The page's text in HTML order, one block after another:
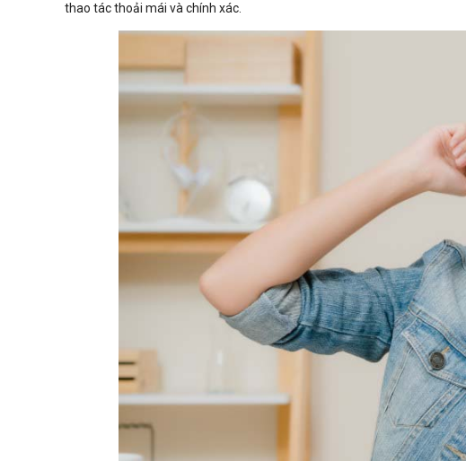
thao tác thoải mái và chính xác.